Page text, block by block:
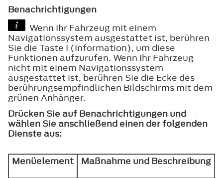
Benachrichtigungen
Wenn Ihr Fahrzeug mit einem
Navigationssystem ausgestattet ist, berühren
Sie die Taste I (Information), um diese
Funktionen aufzurufen. Wenn Ihr Fahrzeug
nicht mit einem Navigationssystem
ausgestattet ist, berühren Sie die Ecke des
berührungsempfindlichen Bildschirms mit dem
grünen Anhänger.
Drücken Sie auf Benachrichtigungen und
wählen Sie anschließend einen der folgenden
Dienste aus:
Menüelement
Maßnahme und Beschreibung